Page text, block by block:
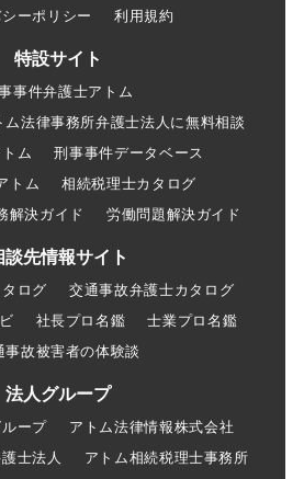
ーポリシー 利用規約
特設サイト
事件弁護士アトム
法律事務所弁護士法人に無料相談
ム
刑事事件データベース
トム
相続税理士カタログ
解決ガイド
労働問題解決ガイド
談先情報サイト
ログ
交通事故弁護士カタログ
社長プロ名鑑
士業プロ名鑑
事故被害者の体験談
法人グループ
ープ
アトム法律情報株式会社
士法人
アトム相続税理士事務所